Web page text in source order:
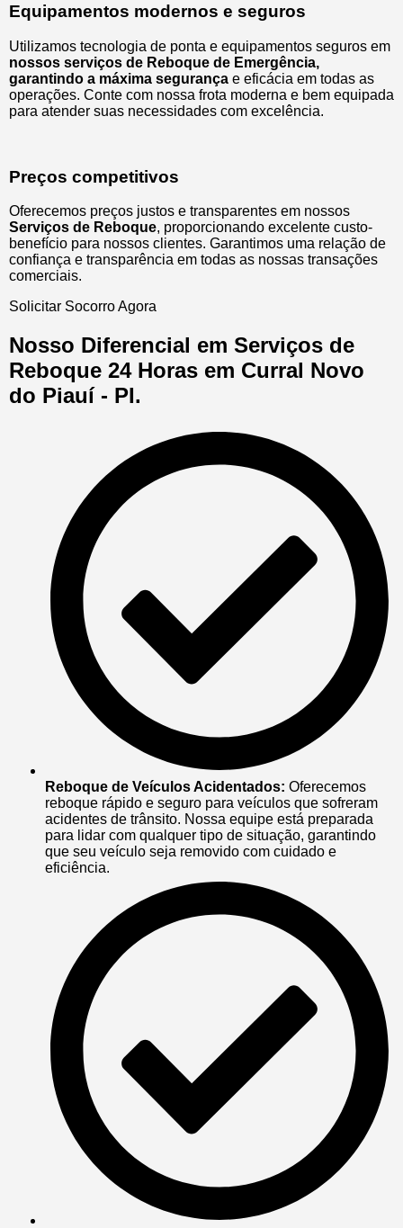
Equipamentos modernos e seguros
Utilizamos tecnologia de ponta e equipamentos seguros em
nossos serviços de Reboque de Emergência,
garantindo a máxima segurança e eficácia em todas as
operações. Conte com nossa frota moderna e bem equipada
para atender suas necessidades com excelência.
Preços competitivos
Oferecemos preços justos e transparentes em nossos
Serviços de Reboque, proporcionando excelente custo-
benefício para nossos clientes. Garantimos uma relação de
confiança e transparência em todas as nossas transações
comerciais.
Solicitar Socorro Agora
Nosso Diferencial em Serviços de
Reboque 24 Horas em Curral Novo
do Piauí - PI.
Reboque de Veículos Acidentados: Oferecemos
reboque rápido e seguro para veículos que sofreram
acidentes de trânsito. Nossa equipe está preparada
para lidar com qualquer tipo de situação, garantindo
que seu veículo seja removido com cuidado e
eficiência.